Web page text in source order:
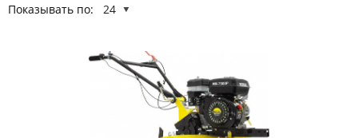
Показывать по: 24